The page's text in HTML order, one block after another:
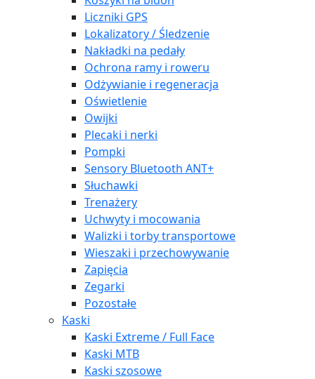
Liczniki GPS
Lokalizatory / Śledzenie
Nakładki na pedały
Ochrona ramy i roweru
Odżywianie i regeneracja
Oświetlenie
Owijki
Plecaki i nerki
Pompki
Sensory Bluetooth ANT+
Słuchawki
Trenażery
Uchwyty i mocowania
Walizki i torby transportowe
Wieszaki i przechowywanie
Zapięcia
Zegarki
Pozostałe
Kaski
Kaski Extreme / Full Face
Kaski MTB
Kaski szosowe